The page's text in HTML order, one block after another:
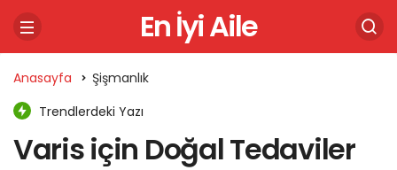
En İyi Aile
Anasayfa
Şişmanlık
Trendlerdeki Yazı
Varis için Doğal Tedaviler